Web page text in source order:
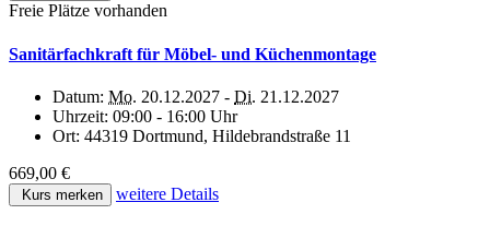
Freie Plätze vorhanden
Sanitärfachkraft für Möbel- und Küchenmontage
Datum: Mo. 20.12.2027 - Di. 21.12.2027
Uhrzeit: 09:00 - 16:00 Uhr
Ort: 44319 Dortmund, Hildebrandstraße 11
669,00 €
Kurs merken weitere Details